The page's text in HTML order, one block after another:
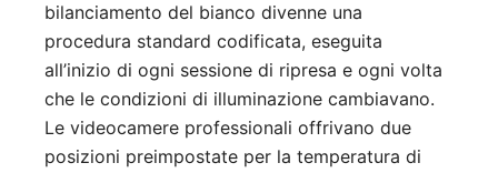
bilanciamento del bianco divenne una
procedura standard codificata, eseguita
all’inizio di ogni sessione di ripresa e ogni volta
che le condizioni di illuminazione cambiavano.
Le videocamere professionali offrivano due
posizioni preimpostate per la temperatura di